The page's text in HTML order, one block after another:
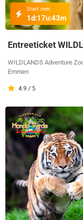
Start over
1d:17u:43m
Entreeticket
WILDLANDS Adventure
Emmen
4.9 / 5